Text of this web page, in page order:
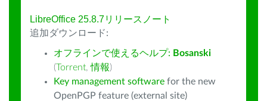
LibreOffice 25.8.7リリースノート
追加ダウンロード:
オフラインで使えるヘルプ: Bosanski
(Torrent,情報)
Key management software for the new
OpenPGP feature (external site)